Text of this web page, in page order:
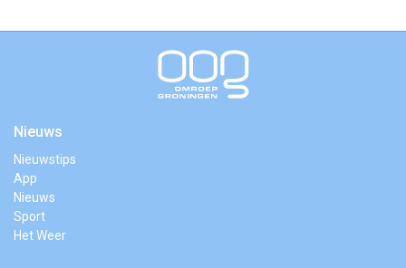
Nieuws
Nieuwstips
App
Nieuws
Sport
Het Weer